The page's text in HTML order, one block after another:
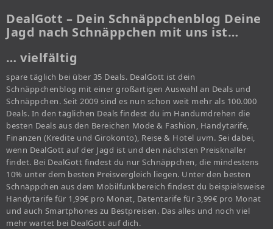
DealGott – Dein Schnäppchenblog Deine
Jagd nach Schnäppchen mit uns ist…
… vielfältig
spare täglich bei über 35 Deals. DealGott ist dein
Schnäppchenblog mit einer großartigen Auswahl an Deals und
Schnäppchen. Seit 2009 sind es nun schon weit mehr als 100.000
Deals. In den täglichen Deals findest du im Handumdrehen die
besten Deals aus den Bereichen Mode & Fashion, Handytarife,
Finanzen (Kredite und Girokonto), Reise & Hotel uvm. Sei dabei,
wenn DealGott auf der Jagd ist und den nächsten Preisknaller
findet. Bei DealGott findest du nur Schnäppchen, die mindestens
10% unter dem besten Preisvergleich liegen. Unter den besten
Schnäppchen aus dem Mobilfunkbereich findest du beispielsweise
Handytarife für 1,99€ pro Monat, Datentarife für 3,99€ pro Monat
und auch Smartphones zu Bestpreisen. Das alles und noch viel
mehr wartet bei DealGott auf dich.